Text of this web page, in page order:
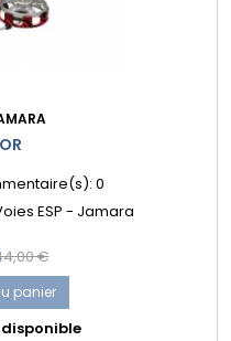
0
ESP - Jamara
€
panier